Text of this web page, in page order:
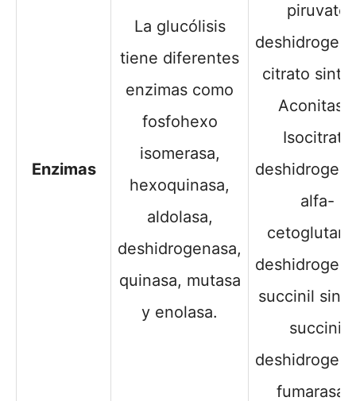
Enzimas
La glucólisis
tiene diferentes
enzimas como
fosfohexo
isomerasa,
hexoquinasa,
aldolasa,
deshidrogenasa,
quinasa, mutasa
y enolasa.
piruvato
citrato
Aconitasa,
Isocitrato
alfa-
succinil
succinil
fumarasa